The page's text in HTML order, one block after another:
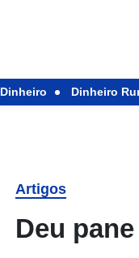
Dinheiro Dinheiro
Artigos
Deu